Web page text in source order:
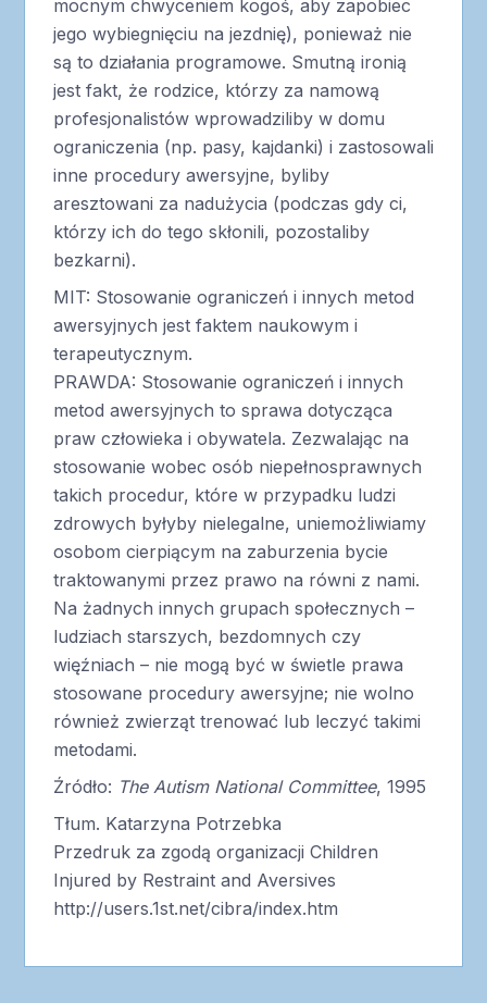
mocnym chwyceniem kogoś, aby zapobiec
jego wybiegnięciu na jezdnię), ponieważ nie
są to działania programowe. Smutną ironią
jest fakt, że rodzice, którzy za namową
profesjonalistów wprowadziliby w domu
ograniczenia (np. pasy, kajdanki) i zastosowali
inne procedury awersyjne, byliby
aresztowani za nadużycia (podczas gdy ci,
którzy ich do tego skłonili, pozostaliby
bezkarni).
MIT: Stosowanie ograniczeń i innych metod
awersyjnych jest faktem naukowym i
terapeutycznym.
PRAWDA: Stosowanie ograniczeń i innych
metod awersyjnych to sprawa dotycząca
praw człowieka i obywatela. Zezwalając na
stosowanie wobec osób niepełnosprawnych
takich procedur, które w przypadku ludzi
zdrowych byłyby nielegalne, uniemożliwiamy
osobom cierpiącym na zaburzenia bycie
traktowanymi przez prawo na równi z nami.
Na żadnych innych grupach społecznych –
ludziach starszych, bezdomnych czy
więźniach – nie mogą być w świetle prawa
stosowane procedury awersyjne; nie wolno
również zwierząt trenować lub leczyć takimi
metodami.
Źródło: The Autism National Committee, 1995
Tłum. Katarzyna Potrzebka
Przedruk za zgodą organizacji Children
Injured by Restraint and Aversives
http://users.1st.net/cibra/index.htm